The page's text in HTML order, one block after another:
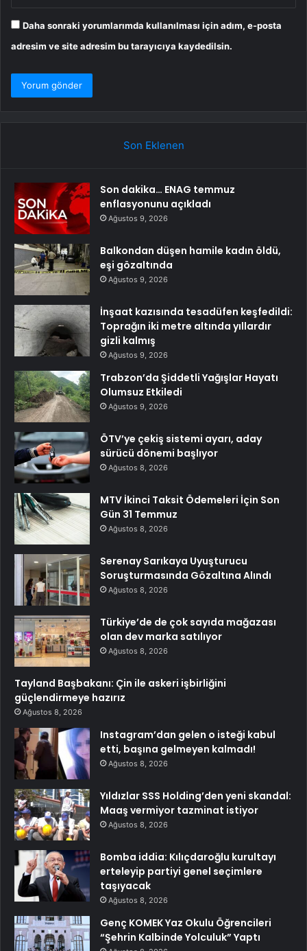
Daha sonraki yorumlarımda kullanılması için adım, e-posta
adresim ve site adresim bu tarayıcıya kaydedilsin.
Son Eklenen
Son dakika… ENAG temmuz
enflasyonunu açıkladı
Ağustos 9, 2026
Balkondan düşen hamile kadın öldü,
eşi gözaltında
Ağustos 9, 2026
İnşaat kazısında tesadüfen keşfedildi:
Toprağın iki metre altında yıllardır
gizli kalmış
Ağustos 9, 2026
Trabzon’da Şiddetli Yağışlar Hayatı
Olumsuz Etkiledi
Ağustos 9, 2026
ÖTV’ye çekiş sistemi ayarı, aday
sürücü dönemi başlıyor
Ağustos 8, 2026
MTV İkinci Taksit Ödemeleri İçin Son
Gün 31 Temmuz
Ağustos 8, 2026
Serenay Sarıkaya Uyuşturucu
Soruşturmasında Gözaltına Alındı
Ağustos 8, 2026
Türkiye’de de çok sayıda mağazası
olan dev marka satılıyor
Ağustos 8, 2026
Tayland Başbakanı: Çin ile askeri işbirliğini
güçlendirmeye hazırız
Ağustos 8, 2026
Instagram’dan gelen o isteği kabul
etti, başına gelmeyen kalmadı!
Ağustos 8, 2026
Yıldızlar SSS Holding’den yeni skandal:
Maaş vermiyor tazminat istiyor
Ağustos 8, 2026
Bomba iddia: Kılıçdaroğlu kurultayı
erteleyip partiyi genel seçimlere
taşıyacak
Ağustos 8, 2026
Genç KOMEK Yaz Okulu Öğrencileri
“Şehrin Kalbinde Yolculuk” Yaptı